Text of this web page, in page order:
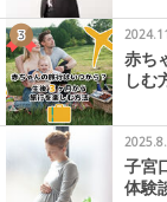
赤ち
しむ
子宮
体験